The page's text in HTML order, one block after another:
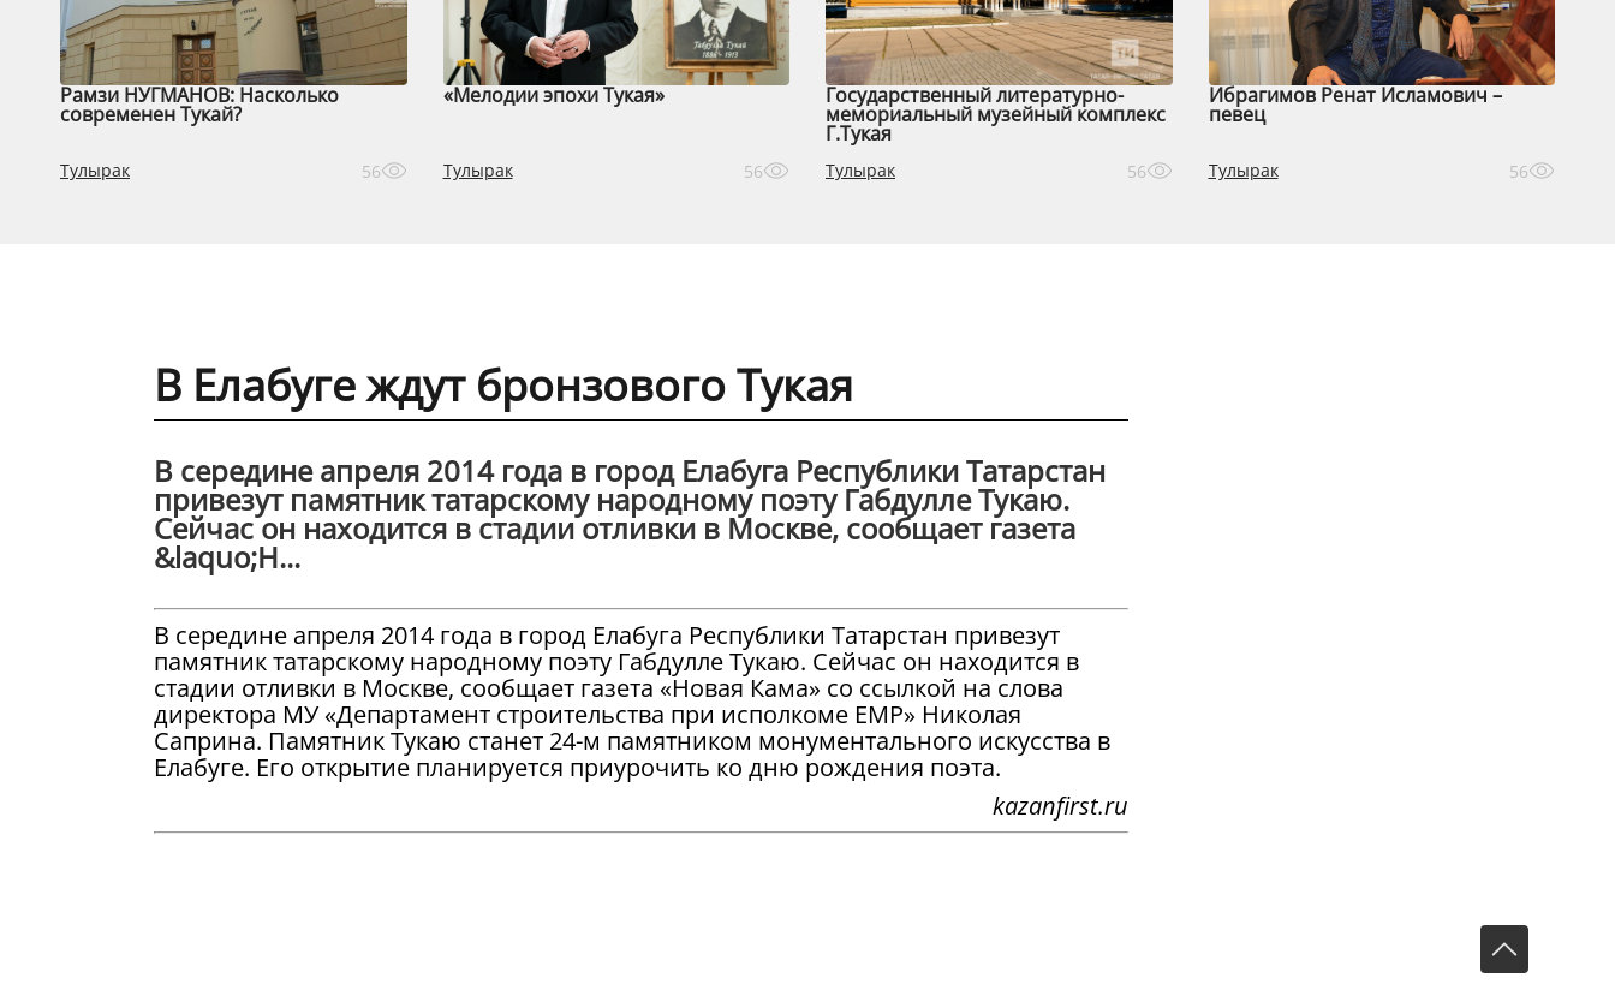
Рамзи НУГМАНОВ: Насколько
современен Тукай?
Тулырак 56
«Мелодии эпохи Тукая»
Тулырак 56
Государственный литературно-
мемориальный музейный комплекс
Г.Тукая
Тулырак 56
Ибрагимов Ренат Исламович –
певец
Тулырак 56
В Елабуге ждут бронзового Тукая
В середине апреля 2014 года в город Елабуга Республики Татарстан
привезут памятник татарскому народному поэту Габдулле Тукаю.
Сейчас он находится в стадии отливки в Москве, сообщает газета
&laquo;Н...
В середине апреля 2014 года в город Елабуга Республики Татарстан привезут
памятник татарскому народному поэту Габдулле Тукаю. Сейчас он находится в
стадии отливки в Москве, сообщает газета «Новая Кама» со ссылкой на слова
директора МУ «Департамент строительства при исполкоме ЕМР» Николая
Саприна. Памятник Тукаю станет 24-м памятником монументального искусства в
Елабуге. Его открытие планируется приурочить ко дню рождения поэта.
kazanfirst.ru